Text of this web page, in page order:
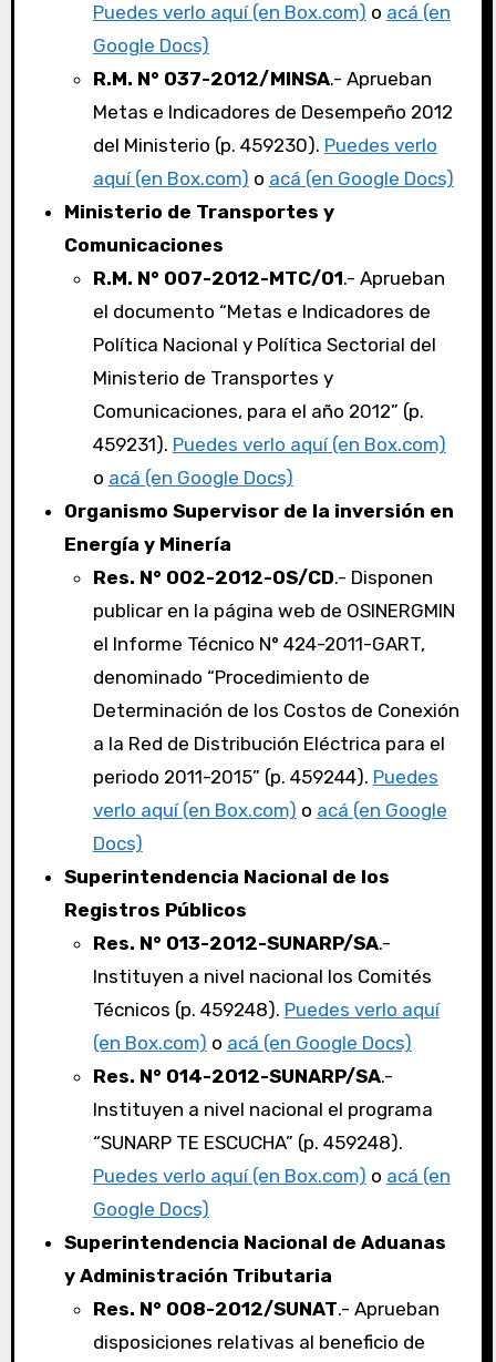
Puedes verlo aquí (en Box.com) o acá (en
Google Docs)
R.M. N° 037-2012/MINSA.- Aprueban
Metas e Indicadores de Desempeño 2012
del Ministerio (p. 459230). Puedes verlo
aquí (en Box.com) o acá (en Google Docs)
Ministerio de Transportes y
Comunicaciones
R.M. N° 007-2012-MTC/01.- Aprueban
el documento “Metas e Indicadores de
Política Nacional y Política Sectorial del
Ministerio de Transportes y
Comunicaciones, para el año 2012” (p.
459231). Puedes verlo aquí (en Box.com)
o acá (en Google Docs)
Organismo Supervisor de la inversión en
Energía y Minería
Res. N° 002-2012-OS/CD.- Disponen
publicar en la página web de OSINERGMIN
el Informe Técnico N° 424-2011-GART,
denominado “Procedimiento de
Determinación de los Costos de Conexión
a la Red de Distribución Eléctrica para el
periodo 2011-2015” (p. 459244). Puedes
verlo aquí (en Box.com) o acá (en Google
Docs)
Superintendencia Nacional de los
Registros Públicos
Res. N° 013-2012-SUNARP/SA.-
Instituyen a nivel nacional los Comités
Técnicos (p. 459248). Puedes verlo aquí
(en Box.com) o acá (en Google Docs)
Res. N° 014-2012-SUNARP/SA.-
Instituyen a nivel nacional el programa
“SUNARP TE ESCUCHA” (p. 459248).
Puedes verlo aquí (en Box.com) o acá (en
Google Docs)
Superintendencia Nacional de Aduanas
y Administración Tributaria
Res. N° 008-2012/SUNAT.- Aprueban
disposiciones relativas al beneficio de